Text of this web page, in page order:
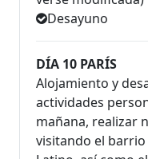
Desayuno
DÍA 10 PARÍS
Alojamiento y
actividades
mañana, realizar
visitando el